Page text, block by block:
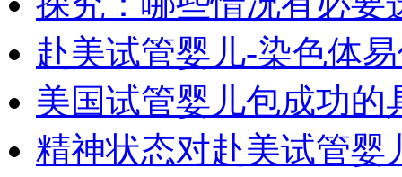
赴美试管婴儿-染色体
美国试管婴儿包成功的
精神状态对赴美试管婴